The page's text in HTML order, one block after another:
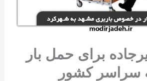
برای حمل بار
سراسر کشور